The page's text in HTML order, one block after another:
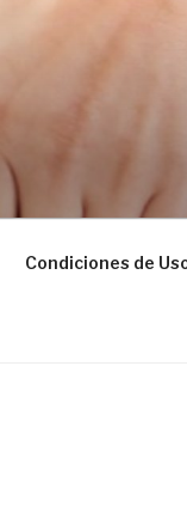
Condiciones de